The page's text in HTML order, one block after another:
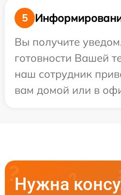
5
Вы получите
готовности Вашей
наш сотрудник
вам домой или в
Нужна